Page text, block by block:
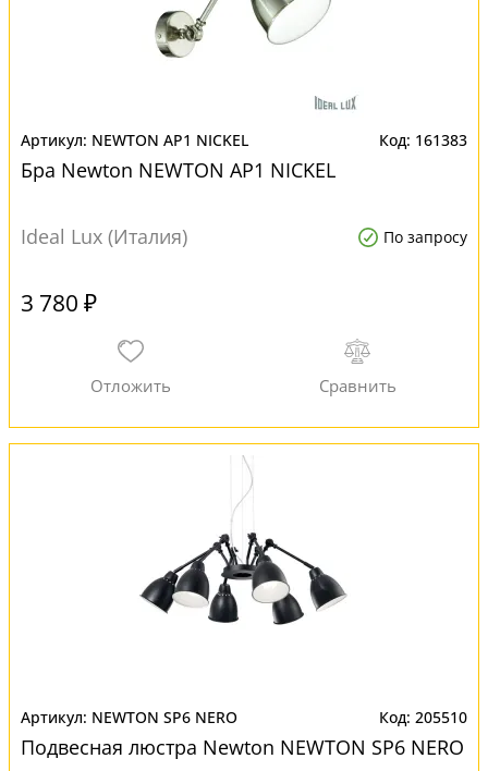
NEWTON AP1 NICKEL 161383
Бра Newton NEWTON AP1 NICKEL
Ideal Lux (Италия) По запросу
3 780 ₽
NEWTON SP6 NERO 205510
Подвесная люстра Newton NEWTON SP6 NERO